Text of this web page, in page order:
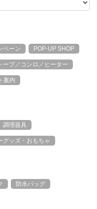
ペーン POP-UP SHOP
ーブ／コンロ／ヒーター
案内
調理器具
グッズ・おもちゃ
防水バッグ